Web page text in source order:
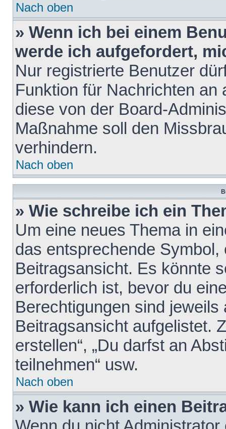
Nach oben
» Wenn ich bei einem
werde ich aufgefordert,
Nur registrierte Benutzer
Funktion für Nachrichten
diese von der Board-
Maßnahme soll den
verhindern.
Nach oben
» Wie schreibe ich ein
Um eine neues Thema in
das entsprechende
Beitragsansicht. Es könnte
erforderlich ist, bevor du
Berechtigungen sind
Beitragsansicht aufgelistet.
erstellen“, „Du darfst an
teilnehmen“ usw.
Nach oben
» Wie kann ich einen